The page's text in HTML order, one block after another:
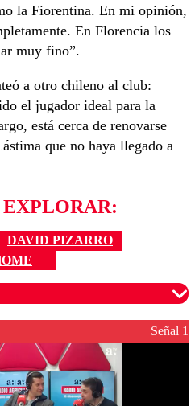
la Fiorentina. En mi opinión,
En Florencia los
muy fino”.
a otro chileno al club:
el jugador ideal para la
está cerca de renovarse
que no haya llegado a
DAVID PIZARRO
para garantizar un
respetuoso.
Señal 1